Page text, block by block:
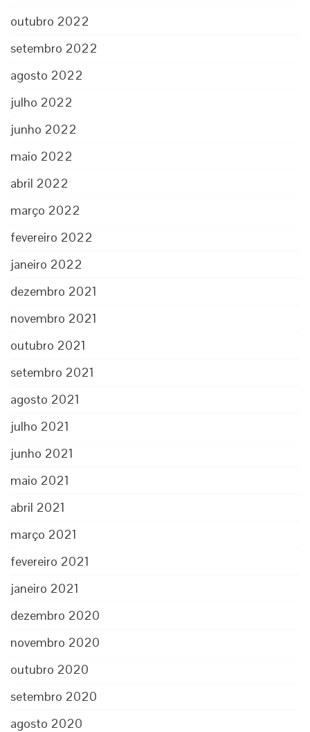
outubro 2022
setembro 2022
agosto 2022
julho 2022
junho 2022
maio 2022
abril 2022
março 2022
fevereiro 2022
janeiro 2022
dezembro 2021
novembro 2021
outubro 2021
setembro 2021
agosto 2021
julho 2021
junho 2021
maio 2021
abril 2021
março 2021
fevereiro 2021
janeiro 2021
dezembro 2020
novembro 2020
outubro 2020
setembro 2020
agosto 2020